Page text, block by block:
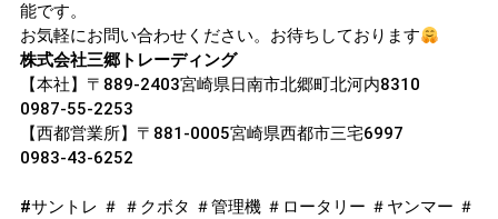
能です。
お気軽にお問い合わせください。お待ちしております
株式会社三郷トレーディング
【本社】〒889-2403宮崎県日南市北郷町北河内8310
0987-55-2253
【西都営業所】〒881-0005宮崎県西都市三宅6997
0983-43-6252
#サントレ ＃ ＃クボタ ＃管理機 ＃ロータリー ＃ヤンマー ＃